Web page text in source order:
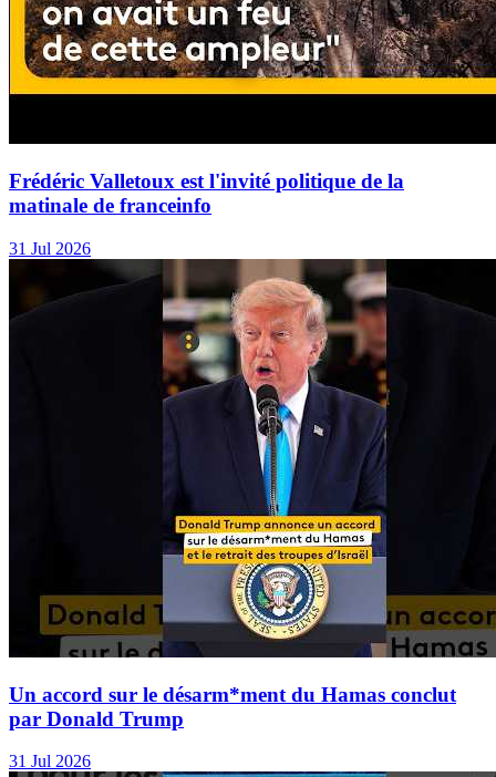
Frédéric Valletoux est l'invité politique de la
matinale de franceinfo
31 Jul 2026
Un accord sur le désarm*ment du Hamas conclut
par Donald Trump
31 Jul 2026